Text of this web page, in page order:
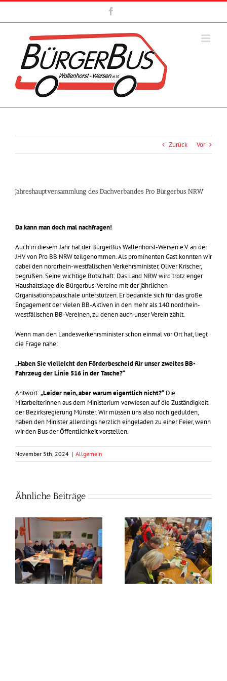
Zum
springen
Zurück Vor
Jahreshauptversammlung des Dachverbandes Pro Bürgerbus NRW
Da kann man doch mal nachfragen!
Auch in diesem Jahr hat der BürgerBus Wallenhorst-Wersen e.V. an der
JHV von Pro BB NRW teilgenommen. Als prominenten Gast konnten wir
dabei den nordrhein-westfälischen Verkehrsminister, Oliver Krischer,
begrüßen. Seine wichtige Botschaft: Das Land NRW wird trotz enger
Haushaltslage die Bürgerbus-Vereine mit der jährlichen
Organisationspauschale unterstützen. Er bedankte sich für das große
Engagement der vielen BB-Aktiven in den mehr als 140 nordrhein-
westfälischen BB-Vereinen, zu denen auch unser Verein zählt.
Wenn man den Landesverkehrsminister schon einmal vor Ort hat, liegt
die Frage nahe:
„Haben Sie vielleicht den Förderbescheid für unser zweites BB-
Fahrzeug der Linie 516 in der Tasche?“
Antwort:„Leider nein, aber warum eigentlich nicht?“ Die
Mitarbeiterinnen aus dem Ministerium verwiesen auf die Zuständigkeit
der Bezirksregierung Münster. Wir müssen uns also noch gedulden,
haben den Minister allerdings herzlich eingeladen zu einer Feier, wenn
wir den Bus der Öffentlichkeit vorstellen.
November 5th, 2024 | Allgemein
Ähnliche Beiträge
Frühlingszeit –
Grünkohlzeit?